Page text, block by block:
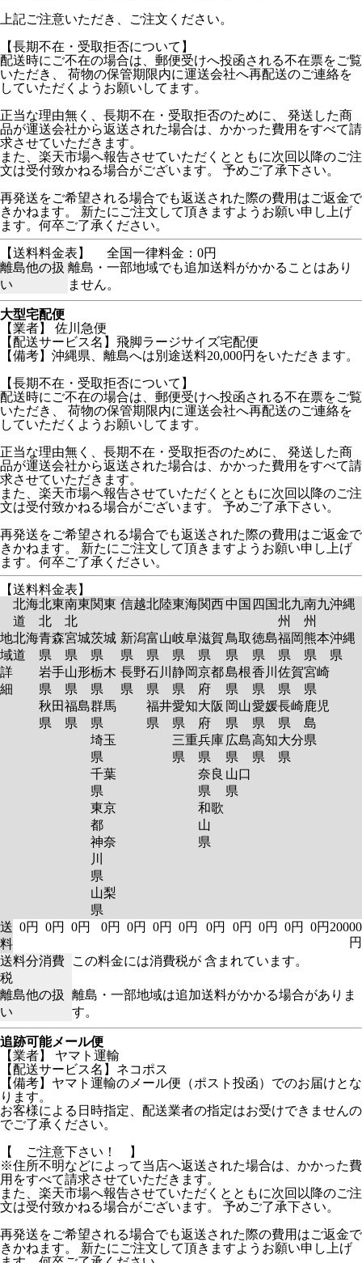
上記ご注意いただき、ご注文ください。
【長期不在・受取拒否について】
配送時にご不在の場合は、郵便受けへ投函される不在票をご覧
いただき、 荷物の保管期限内に運送会社へ再配送のご連絡を
していただくようお願いしてます。
正当な理由無く、長期不在・受取拒否のために、 発送した商
品が運送会社から返送された場合は、かかった費用をすべて請
求させていただきます。
また、楽天市場へ報告させていただくとともに次回以降のご注
文は受付致かねる場合がございます。 予めご了承下さい。
再発送をご希望される場合でも返送された際の費用はご返金で
きかねます。 新たにご注文して頂きますようお願い申し上げ
ます。何卒ご了承ください。
【送料料金表】
全国一律料金：0円
離島他の扱
い
離島・一部地域でも追加送料がかかることはあり
ません。
大型宅配便
【業者】 佐川急便
【配送サービス名】飛脚ラージサイズ宅配便
【備考】沖縄県、離島へは別途送料20,000円をいただきます。
【長期不在・受取拒否について】
配送時にご不在の場合は、郵便受けへ投函される不在票をご覧
いただき、 荷物の保管期限内に運送会社へ再配送のご連絡を
していただくようお願いしてます。
正当な理由無く、長期不在・受取拒否のために、 発送した商
品が運送会社から返送された場合は、かかった費用をすべて請
求させていただきます。
また、楽天市場へ報告させていただくとともに次回以降のご注
文は受付致かねる場合がございます。 予めご了承下さい。
再発送をご希望される場合でも返送された際の費用はご返金で
きかねます。 新たにご注文して頂きますようお願い申し上げ
ます。何卒ご了承ください。
【送料料金表】
北海
道
北東
北
南東
北
関東 信越北陸東海関西中国 四国北九
州
南九
州
沖縄
地
域
詳
細
北海
道
青森
県
岩手
県
秋田
県
宮城
県
山形
県
福島
県
茨城
県
栃木
県
群馬
県
埼玉
県
千葉
県
東京
都
神奈
川
県
山梨
県
新潟
県
長野
県
富山
県
石川
県
福井
県
岐阜
県
静岡
県
愛知
県
三重
県
滋賀
県
京都
府
大阪
府
兵庫
県
奈良
県
和歌
山
県
鳥取
県
島根
県
岡山
県
広島
県
山口
県
徳島
県
香川
県
愛媛
県
高知
県
福岡
県
佐賀
県
長崎
県
大分
県
熊本
県
宮崎
県
鹿児
島
県
沖縄
県
送
料
0円 0円 0円 0円 0円 0円 0円 0円 0円 0円 0円 0円 20000
円
送料分消費
税
この料金には消費税が 含まれています。
離島他の扱
い
離島・一部地域は追加送料がかかる場合がありま
す。
追跡可能メール便
【業者】 ヤマト運輸
【配送サービス名】ネコポス
【備考】ヤマト運輸のメール便（ポスト投函）でのお届けとな
ります。
お客様による日時指定、配送業者の指定はお受けできませんの
でご了承ください。
【 ご注意下さい！ 】
※住所不明などによって当店へ返送された場合は、かかった費
用をすべて請求させていただきます。
また、楽天市場へ報告させていただくとともに次回以降のご注
文は受付致かねる場合がございます。 予めご了承下さい。
再発送をご希望される場合でも返送された際の費用はご返金で
きかねます。 新たにご注文して頂きますようお願い申し上げ